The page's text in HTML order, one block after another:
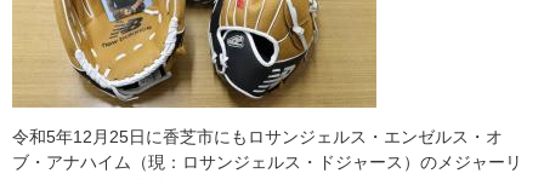
令和5年12月25日に香芝市にもロサンジェルス・エンゼルス・オ
ブ・アナハイム（現：ロサンジェルス・ドジャース）のメジャーリ